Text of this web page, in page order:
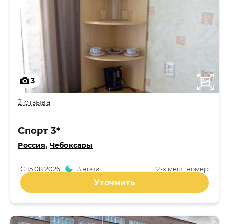
3
2 отзыва
Спорт 3*
Россия, Чебоксары
2-x мест. номер
С15.08.2026 3 ночи
Уточнить